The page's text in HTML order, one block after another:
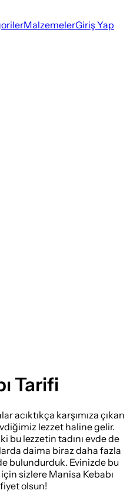
MalzemelerGiriş Yap
Tarifi
acıktıkça karşımıza çıkan
lezzet haline gelir.
bu lezzetin tadını evde de
daima biraz daha fazla
bulundurduk. Evinizde bu
sizlere Manisa Kebabı
olsun!